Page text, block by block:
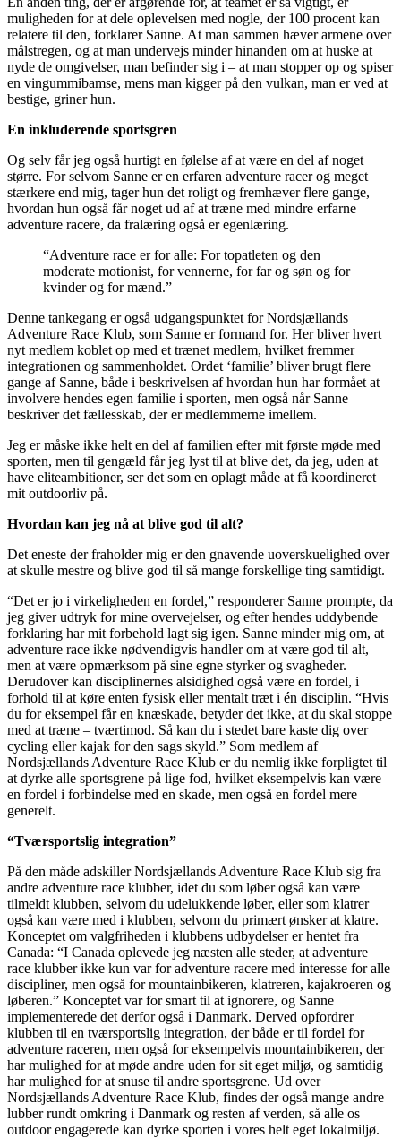
muligheden for at dele oplevelsen med nogle, der 100 procent kan
relatere til den, forklarer Sanne. At man sammen hæver armene over
målstregen, og at man undervejs minder hinanden om at huske at
nyde de omgivelser, man befinder sig i – at man stopper op og spiser
en vingummibamse, mens man kigger på den vulkan, man er ved at
bestige, griner hun.
En inkluderende sportsgren
Og selv får jeg også hurtigt en følelse af at være en del af noget
større. For selvom Sanne er en erfaren adventure racer og meget
stærkere end mig, tager hun det roligt og fremhæver flere gange,
hvordan hun også får noget ud af at træne med mindre erfarne
adventure racere, da fralæring også er egenlæring.
“Adventure race er for alle: For topatleten og den
moderate motionist, for vennerne, for far og søn og for
kvinder og for mænd.”
Denne tankegang er også udgangspunktet for Nordsjællands
Adventure Race Klub, som Sanne er formand for. Her bliver hvert
nyt medlem koblet op med et trænet medlem, hvilket fremmer
integrationen og sammenholdet. Ordet ‘familie’ bliver brugt flere
gange af Sanne, både i beskrivelsen af hvordan hun har formået at
involvere hendes egen familie i sporten, men også når Sanne
beskriver det fællesskab, der er medlemmerne imellem.
Jeg er måske ikke helt en del af familien efter mit første møde med
sporten, men til gengæld får jeg lyst til at blive det, da jeg, uden at
have eliteambitioner, ser det som en oplagt måde at få koordineret
mit outdoorliv på.
Hvordan kan jeg nå at blive god til alt?
Det eneste der fraholder mig er den gnavende uoverskuelighed over
at skulle mestre og blive god til så mange forskellige ting samtidigt.
“Det er jo i virkeligheden en fordel,” responderer Sanne prompte, da
jeg giver udtryk for mine overvejelser, og efter hendes uddybende
forklaring har mit forbehold lagt sig igen. Sanne minder mig om, at
adventure race ikke nødvendigvis handler om at være god til alt,
men at være opmærksom på sine egne styrker og svagheder.
Derudover kan disciplinernes alsidighed også være en fordel, i
forhold til at køre enten fysisk eller mentalt træt i én disciplin. “Hvis
du for eksempel får en knæskade, betyder det ikke, at du skal stoppe
med at træne – tværtimod. Så kan du i stedet bare kaste dig over
cycling eller kajak for den sags skyld.” Som medlem af
Nordsjællands Adventure Race Klub er du nemlig ikke forpligtet til
at dyrke alle sportsgrene på lige fod, hvilket eksempelvis kan være
en fordel i forbindelse med en skade, men også en fordel mere
generelt.
“Tværsportslig integration”
På den måde adskiller Nordsjællands Adventure Race Klub sig fra
andre adventure race klubber, idet du som løber også kan være
tilmeldt klubben, selvom du udelukkende løber, eller som klatrer
også kan være med i klubben, selvom du primært ønsker at klatre.
Konceptet om valgfriheden i klubbens udbydelser er hentet fra
Canada: “I Canada oplevede jeg næsten alle steder, at adventure
race klubber ikke kun var for adventure racere med interesse for alle
discipliner, men også for mountainbikeren, klatreren, kajakroeren og
løberen.” Konceptet var for smart til at ignorere, og Sanne
implementerede det derfor også i Danmark. Derved opfordrer
klubben til en tværsportslig integration, der både er til fordel for
adventure raceren, men også for eksempelvis mountainbikeren, der
har mulighed for at møde andre uden for sit eget miljø, og samtidig
har mulighed for at snuse til andre sportsgrene. Ud over
Nordsjællands Adventure Race Klub, findes der også mange andre
lubber rundt omkring i Danmark og resten af verden, så alle os
outdoor engagerede kan dyrke sporten i vores helt eget lokalmiljø.